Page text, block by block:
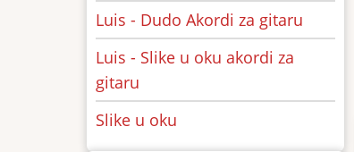
Luis - Dudo Akordi za gitaru
Luis - Slike u oku akordi za
gitaru
Slike u oku